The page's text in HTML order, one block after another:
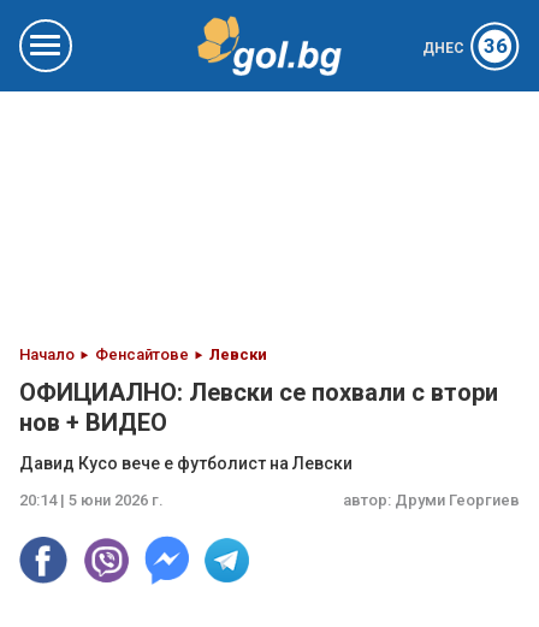
ДНЕС 36
Начало Фенсайтове Левски
ОФИЦИАЛНО: Левски се похвали с втори
нов + ВИДЕО
Давид Кусо вече е футболист на Левски
20:14 | 5 юни 2026 г. автор: Друми Георгиев